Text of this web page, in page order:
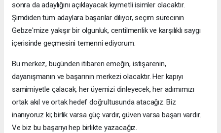
sonra da adaylığını açıklayacak kıymetli isimler olacaktır.
Şimdiden tüm adaylara başarılar diliyor, seçim sürecinin
Gebze'mize yakışır bir olgunluk, centilmenlik ve karşılıklı saygı
içerisinde geçmesini temenni ediyorum.
Bu merkez, bugünden itibaren emeğin, istişarenin,
dayanışmanın ve başarının merkezi olacaktır. Her kapıyı
samimiyetle çalacak, her üyemizi dinleyecek, her adımımızı
ortak akıl ve ortak hedef doğrultusunda atacağız. Biz
inanıyoruz ki; birlik varsa güç vardır, güven varsa başarı vardır.
Ve biz bu başarıyı hep birlikte yazacağız.